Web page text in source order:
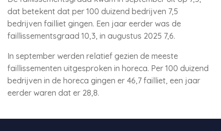
dat betekent dat per 100 duizend bedrijven 7,5
bedrijven failliet gingen. Een jaar eerder was de
faillissementsgraad 10,3, in augustus 2025 7,6.
In september werden relatief gezien de meeste
faillissementen uitgesproken in horeca. Per 100 duizend
bedrijven in de horeca gingen er 46,7 failliet, een jaar
eerder waren dat er 28,8.